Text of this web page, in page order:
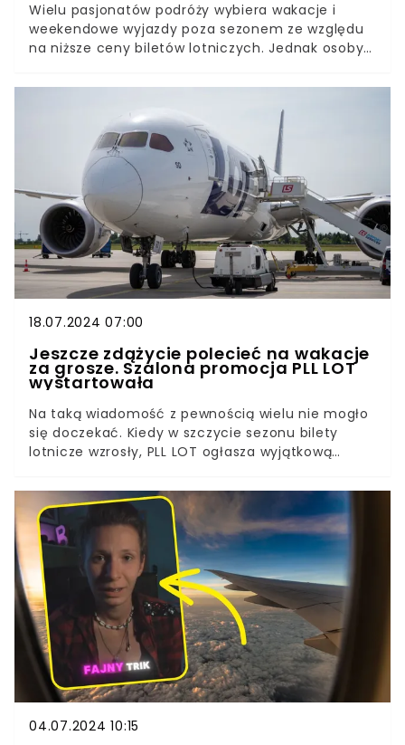
Wielu pasjonatów podróży wybiera wakacje i
weekendowe wyjazdy poza sezonem ze względu
na niższe ceny biletów lotniczych. Jednak osoby
świadome nadchodzących zmian. Od 1 stycznia
2025 roku Polacy będą zmuszeni sięgnąć głębiej
do kieszeni, ponieważ Polska Agencja Żeglugi
Powietrznej negocjuje podwyżkę cen usług.
18.07.2024 07:00
Jeszcze zdążycie polecieć na wakacje
za grosze. Szalona promocja PLL LOT
wystartowała
Na taką wiadomość z pewnością wielu nie mogło
się doczekać. Kiedy w szczycie sezonu bilety
lotnicze wzrosły, PLL LOT ogłasza wyjątkową
w Europie i nie tylko. Ile kosztują loty i do kiedy
trwa promocja? Wyjaśniamy.
04.07.2024 10:15